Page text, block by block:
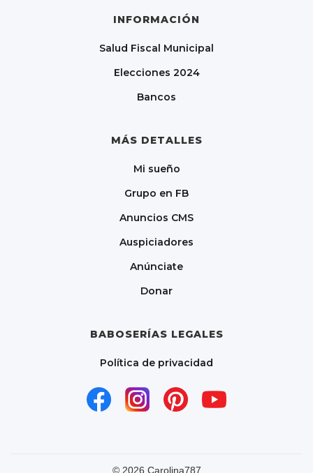
INFORMACIÓN
Salud Fiscal Municipal
Elecciones 2024
Bancos
MÁS DETALLES
Mi sueño
Grupo en FB
Anuncios CMS
Auspiciadores
Anúnciate
Donar
BABOSERÍAS LEGALES
Política de privacidad
© 2026 Carolina787